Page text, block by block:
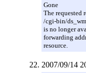
Gone
The requested
/cgi-bin/
is no longer
forwarding
resource.
2007/09/14